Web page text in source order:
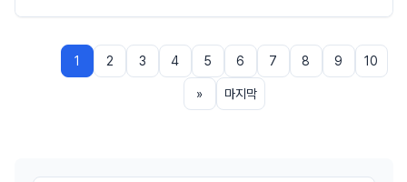
1 2 3 4 5 6 7 8 9 10
» 마지막